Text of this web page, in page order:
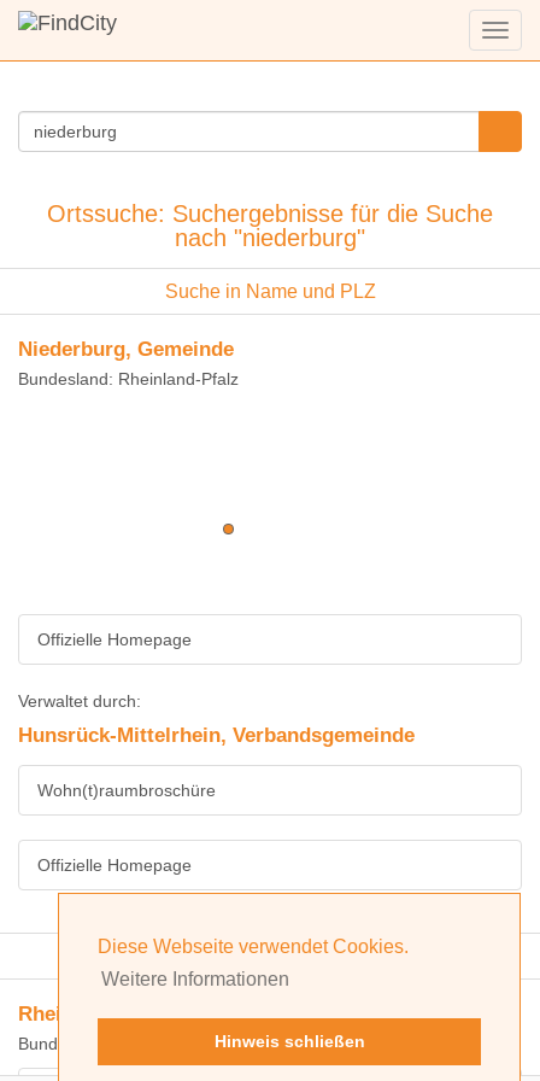
Diese Webseite verwendet Cookies.
Weitere Informationen
Hinweis schließen
Menü
Ortssuche: Suchergebnisse für die Suche
nach "niederburg"
Suche in Name und PLZ
Niederburg, Gemeinde
Bundesland: Rheinland-Pfalz
Offizielle Homepage
Verwaltet durch:
Hunsrück-Mittelrhein, Verbandsgemeinde
Wohn(t)raumbroschüre
Offizielle Homepage
Erweiterte Suche
Rhein-Hunsrück-Kreis, Landkreis
Bundesland: Rheinland-Pfalz